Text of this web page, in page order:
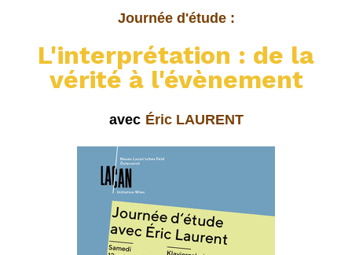
Journée d'étude :
L'interprétation : de la
vérité à l'évènement
avec Éric LAURENT